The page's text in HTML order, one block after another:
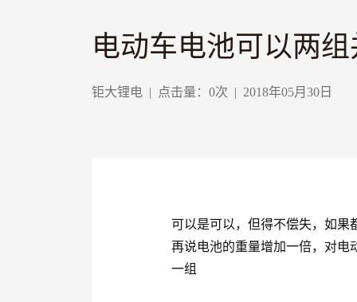
电动车电池可以两
钜大锂电 | 点击量： 0次 | 2018年05月30日
可以是可以，但得不偿失，如果
再说电池的重量增加一倍，对电
一组